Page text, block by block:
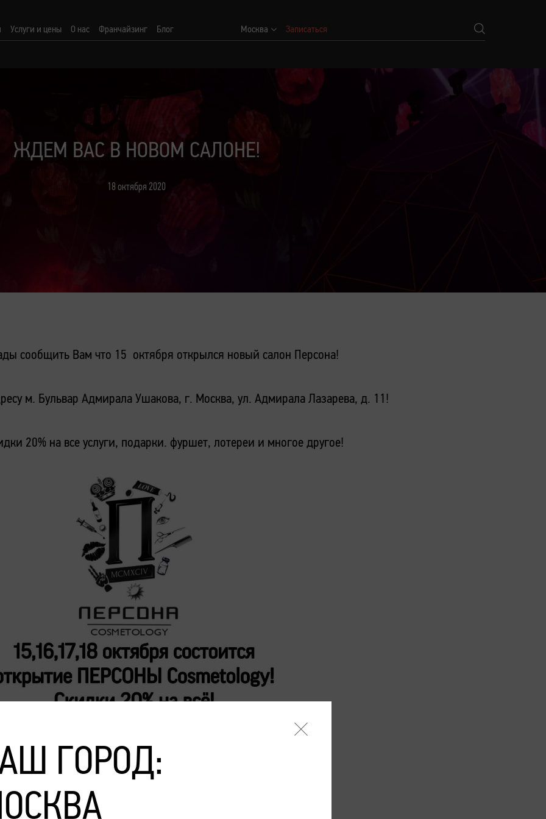
Услуги и цены О нас Франчайзинг Блог Москва Записаться
ЖДЕМ ВАС В НОВОМ САЛОНЕ!
18 октября 2020
сообщить Вам что 15 октября открылся новый салон Персона!
м. Бульвар Адмирала Ушакова, г. Москва, ул. Адмирала Лазарева, д. 11!
20% на все услуги, подарки. фуршет, лотереи и многое другое!
ГОРОД: